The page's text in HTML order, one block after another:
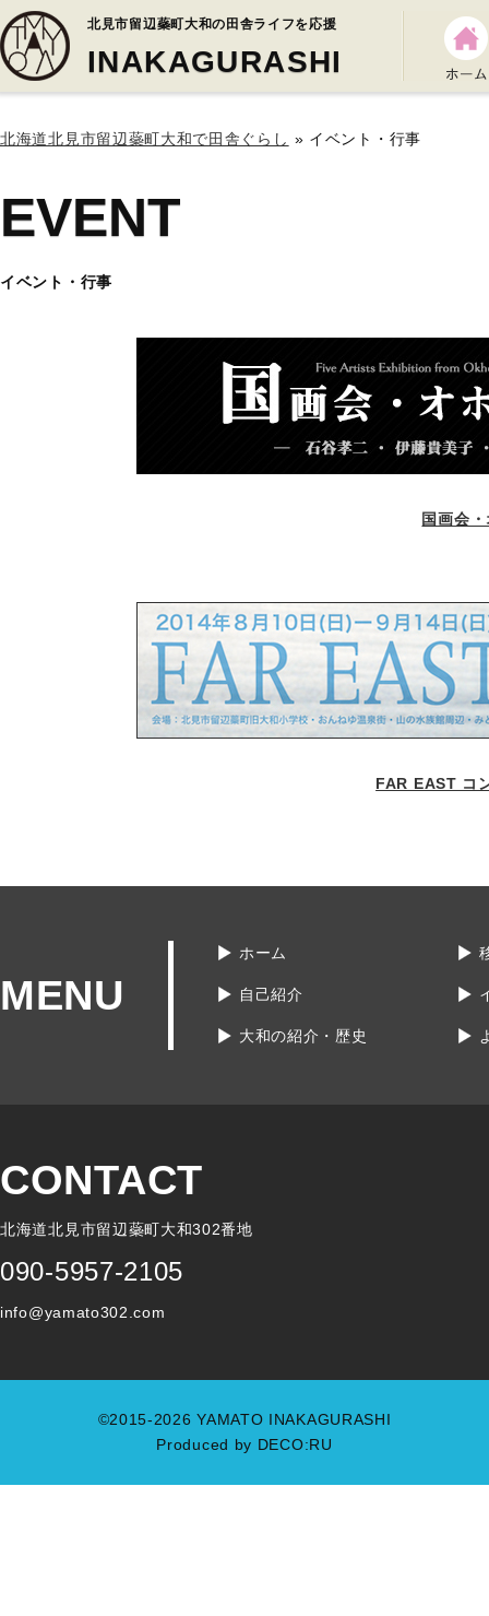
北見市留辺蘂町大和の田舎ライフを応援
INAKAGURASHI
北海道北見市留辺蘂町大和で田舎ぐらし » イベント・行事
EVENT
イベント・行事
国画会
FAR EAST コ
MENU
ホーム
自己紹介
大和の紹介・歴史
CONTACT
北海道北見市留辺蘂町大和302番地
090-5957-2105
info@yamato302.com
©2015-2026 YAMATO INAKAGURASHI
Produced by DECO:RU